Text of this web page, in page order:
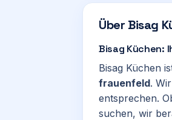
Über Bisag
Bisag Küchen:
Bisag Küchen
frauenfeld.
entsprechen.
suchen, wir